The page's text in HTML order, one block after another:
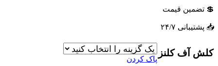
💲 تضمین قیمت
📥 پشتیبانی ۲۴/۷
کلش آف کلنز
پاک کردن